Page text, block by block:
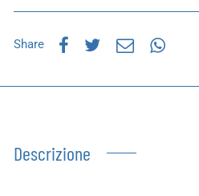
Share
Descrizione